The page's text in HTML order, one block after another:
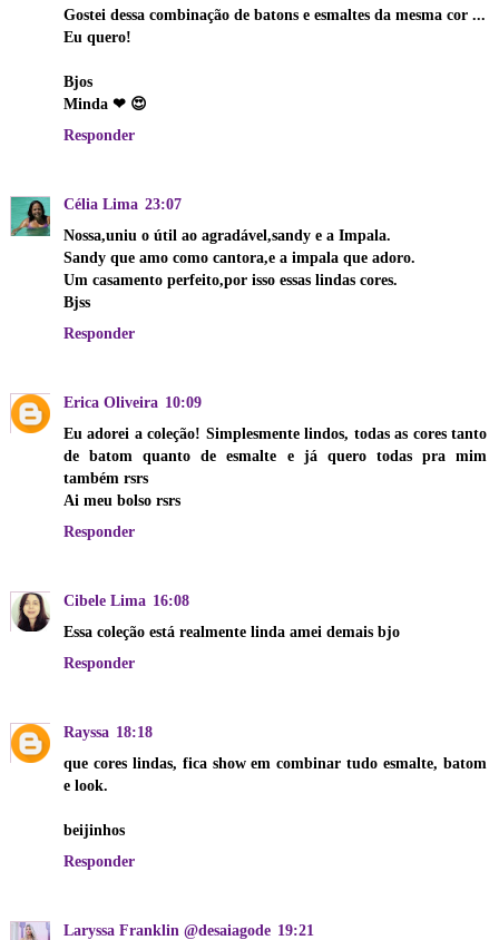
Gostei dessa combinação de batons e esmaltes da mesma cor ...
Eu quero!
Bjos
Minda ❤ 😍
Responder
Célia Lima 23:07
Nossa,uniu o útil ao agradável,sandy e a Impala.
Sandy que amo como cantora,e a impala que adoro.
Um casamento perfeito,por isso essas lindas cores.
Bjss
Responder
Erica Oliveira 10:09
Eu adorei a coleção! Simplesmente lindos, todas as cores tanto
de batom quanto de esmalte e já quero todas pra mim
também rsrs
Ai meu bolso rsrs
Responder
Cibele Lima 16:08
Essa coleção está realmente linda amei demais bjo
Responder
Rayssa 18:18
que cores lindas, fica show em combinar tudo esmalte, batom
e look.
beijinhos
Responder
Laryssa Franklin @desaiagode 19:21